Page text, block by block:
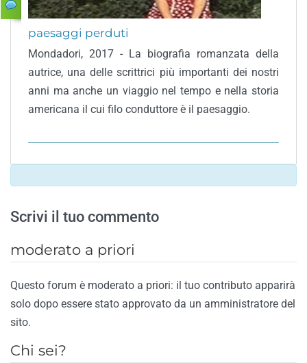
paesaggi perduti
Mondadori, 2017 - La biografia romanzata della
autrice, una delle scrittrici più importanti dei nostri
anni ma anche un viaggio nel tempo e nella storia
americana il cui filo conduttore è il paesaggio.
Scrivi il tuo commento
moderato a priori
Questo forum è moderato a priori: il tuo contributo apparirà
solo dopo essere stato approvato da un amministratore del
sito.
Chi sei?